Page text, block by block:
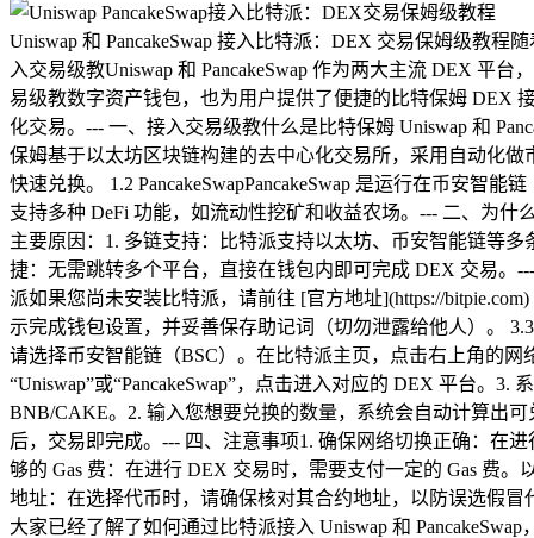
Uniswap 和 PancakeSwap 接入比特派：DEX 交易保姆级教
入交易级教Uniswap 和 PancakeSwap 作为两大主流 DEX 平
易级教数字资产钱包，也为用户提供了便捷的比特保姆 DEX
化交易。--- 一、接入交易级教什么是比特保姆 Uniswap 和
保姆基于以太坊区块链构建的去中心化交易所，采用自动化
快速兑换。 1.2 PancakeSwapPancakeSwap 是运行在币安智
支持多种 DeFi 功能，如流动性挖矿和收益农场。--- 二、为
主要原因：1. 多链支持：比特派支持以太坊、币安智能链等多
捷：无需跳转多个平台，直接在钱包内即可完成 DEX 交易。
派如果您尚未安装比特派，请前往 [官方地址](https://
示完成钱包设置，并妥善保存助记词（切勿泄露给他人）。
请选择币安智能链（BSC）。在比特派主页，点击右上角的
“Uniswap”或“PancakeSwap”，点击进入对应的 DEX 平台。
BNB/CAKE。2. 输入您想要兑换的数量，系统会自动计算出
后，交易即完成。--- 四、注意事项1. 确保网络切换正确：在
够的 Gas 费：在进行 DEX 交易时，需要支付一定的 Gas 费
地址：在选择代币时，请确保核对其合约地址，以防误选假
大家已经了解了如何通过比特派接入 Uniswap 和